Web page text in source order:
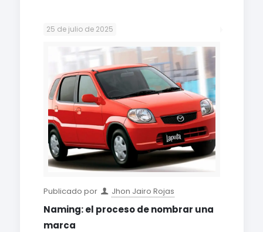
25 de julio de 2025
Publicado por Jhon Jairo Rojas
Naming: el proceso de nombrar una
marca